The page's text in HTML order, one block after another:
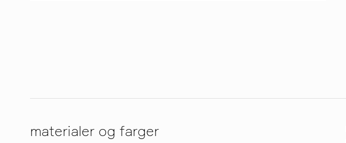
materialer og farger